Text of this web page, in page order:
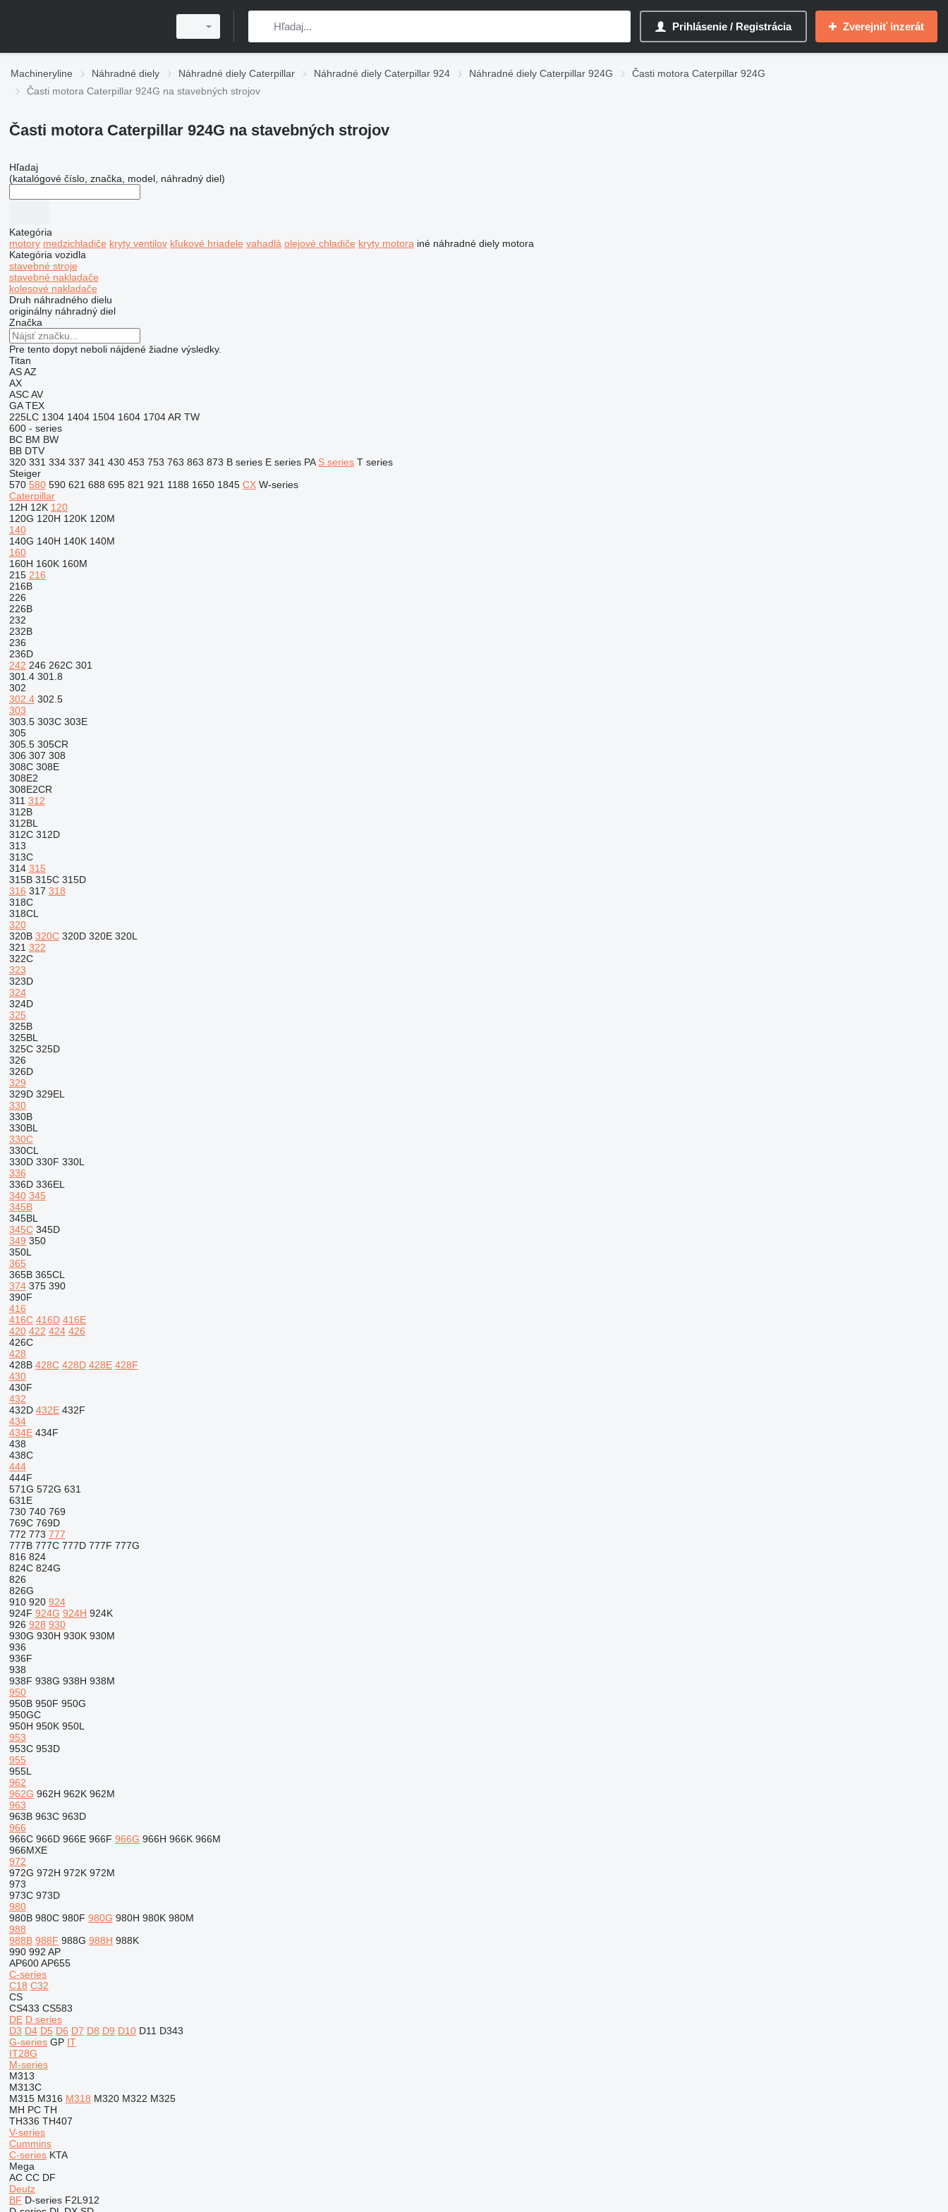
Prihlásenie / Registrácia Zverejniť inzerát
Machineryline Náhradné diely Náhradné diely Caterpillar Náhradné diely Caterpillar 924 Náhradné diely Caterpillar 924G
Časti motora Caterpillar 924G
Časti motora Caterpillar 924G na stavebných strojov
Časti motora Caterpillar 924G na stavebných strojov
Hľadaj
(katalógové číslo, značka, model, náhradný diel)
Kategória
motory medzichladiče kryty ventilov kľukové hriadele vahadlá olejové chladiče kryty motora iné náhradné diely motora
Kategória vozidla
stavebné stroje
stavebné nakladače
kolesové nakladače
Druh náhradného dielu
originálny náhradný diel
Značka
Pre tento dopyt neboli nájdené žiadne výsledky.
Titan
AS AZ
AX
ASC AV
GA TEX
225LC 1304 1404 1504 1604 1704 AR TW
600 - series
BC BM BW
BB DTV
320 331 334 337 341 430 453 753 763 863 873 B series E series PA S series T series
Steiger
570 580 590 621 688 695 821 921 1188 1650 1845 CX W-series
Caterpillar
12H 12K 120
120G 120H 120K 120M
140
140G 140H 140K 140M
160
160H 160K 160M
215 216
216B
226
226B
232
232B
236
236D
242 246 262C 301
301.4 301.8
302
302.4 302.5
303
303.5 303C 303E
305
305.5 305CR
306 307 308
308C 308E
308E2
308E2CR
311 312
312B
312BL
312C 312D
313
313C
314 315
315B 315C 315D
316 317 318
318C
318CL
320
320B 320C 320D 320E 320L
321 322
322C
323
323D
324
324D
325
325B
325BL
325C 325D
326
326D
329
329D 329EL
330
330B
330BL
330C
330CL
330D 330F 330L
336
336D 336EL
340 345
345B
345BL
345C 345D
349 350
350L
365
365B 365CL
374 375 390
390F
416
416C 416D 416E
420 422 424 426
426C
428
428B 428C 428D 428E 428F
430
430F
432
432D 432E 432F
434
434E 434F
438
438C
444
444F
571G 572G 631
631E
730 740 769
769C 769D
772 773 777
777B 777C 777D 777F 777G
816 824
824C 824G
826
826G
910 920 924
924F 924G 924H 924K
926 928 930
930G 930H 930K 930M
936
936F
938
938F 938G 938H 938M
950
950B 950F 950G
950GC
950H 950K 950L
953
953C 953D
955
955L
962
962G 962H 962K 962M
963
963B 963C 963D
966
966C 966D 966E 966F 966G 966H 966K 966M
966MXE
972
972G 972H 972K 972M
973
973C 973D
980
980B 980C 980F 980G 980H 980K 980M
988
988B 988F 988G 988H 988K
990 992 AP
AP600 AP655
C-series
C18 C32
CS
CS433 CS583
DE D series
D3 D4 D5 D6 D7 D8 D9 D10 D11 D343
G-series GP IT
IT28G
M-series
M313
M313C
M315 M316 M318 M320 M322 M325
MH PC TH
TH336 TH407
V-series
Cummins
C-series KTA
Mega
AC CC DF
Deutz
BF D-series F2L912